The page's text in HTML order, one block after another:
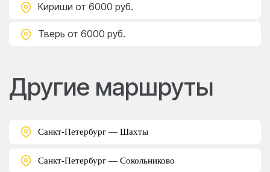
Кириши от 6000 руб.
Тверь от 6000 руб.
Другие маршруты
Санкт-Петербург — Шахты
Санкт-Петербург — Сокольниково